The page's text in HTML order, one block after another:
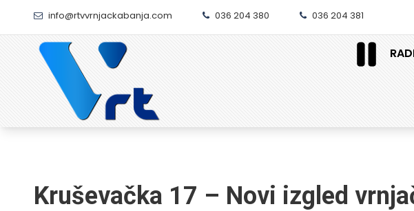
info@rtvvrnjackabanja.com 036 204 380 036 204 381
Kruševačka 17 – Novi izgled